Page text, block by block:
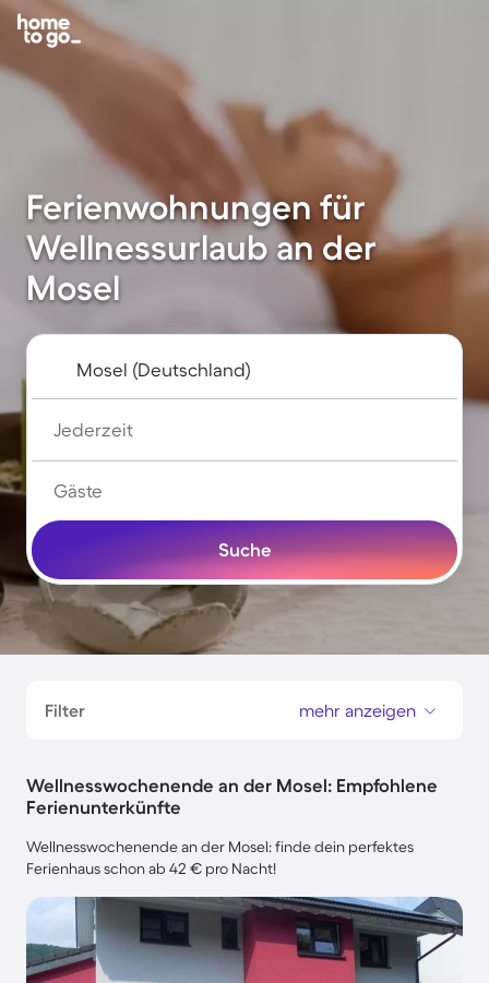
Ferienwohnungen für
Wellnessurlaub an der
Mosel
Jederzeit
Gäste
Suche
Filter mehr anzeigen
Wellnesswochenende an der Mosel: Empfohlene
Ferienunterkünfte
Wellnesswochenende an der Mosel: finde dein perfektes
Ferienhaus schon ab 42 € pro Nacht!